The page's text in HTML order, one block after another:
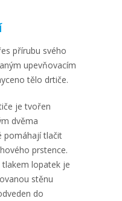
přírubu svého
upevňovacím
tělo drtiče.
je tvořen
dvěma
pomáhají tlačit
prstence.
lopatek je
stěnu
do